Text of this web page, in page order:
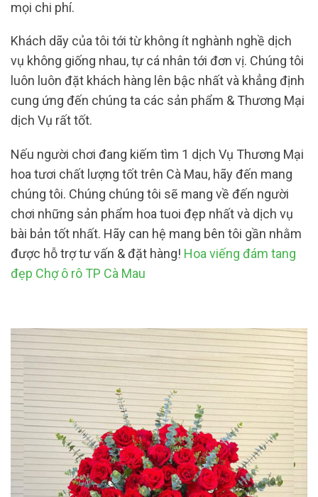
mọi chi phí.
Khách dãy của tôi tới từ không ít nghành nghề dịch
vụ không giống nhau, tự cá nhân tới đơn vị. Chúng tôi
luôn luôn đặt khách hàng lên bậc nhất và khẳng định
cung ứng đến chúng ta các sản phẩm & Thương Mại
dịch Vụ rất tốt.
Nếu người chơi đang kiếm tìm 1 dịch Vụ Thương Mại
hoa tươi chất lượng tốt trên Cà Mau, hãy đến mang
chúng tôi. Chúng chúng tôi sẽ mang về đến người
chơi những sản phẩm hoa tuoi đẹp nhất và dịch vụ
bài bản tốt nhất. Hãy can hệ mang bên tôi gần nhằm
được hỗ trợ tư vấn & đặt hàng! Hoa viếng đám tang
đẹp Chợ ô rô TP Cà Mau